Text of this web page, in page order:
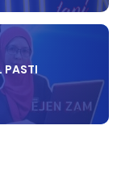
PASTI